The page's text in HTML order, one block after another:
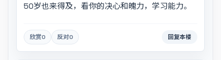
50岁也来得及，看你的决心和魄力，学习能力。
欣赏0 反对0 回复本楼